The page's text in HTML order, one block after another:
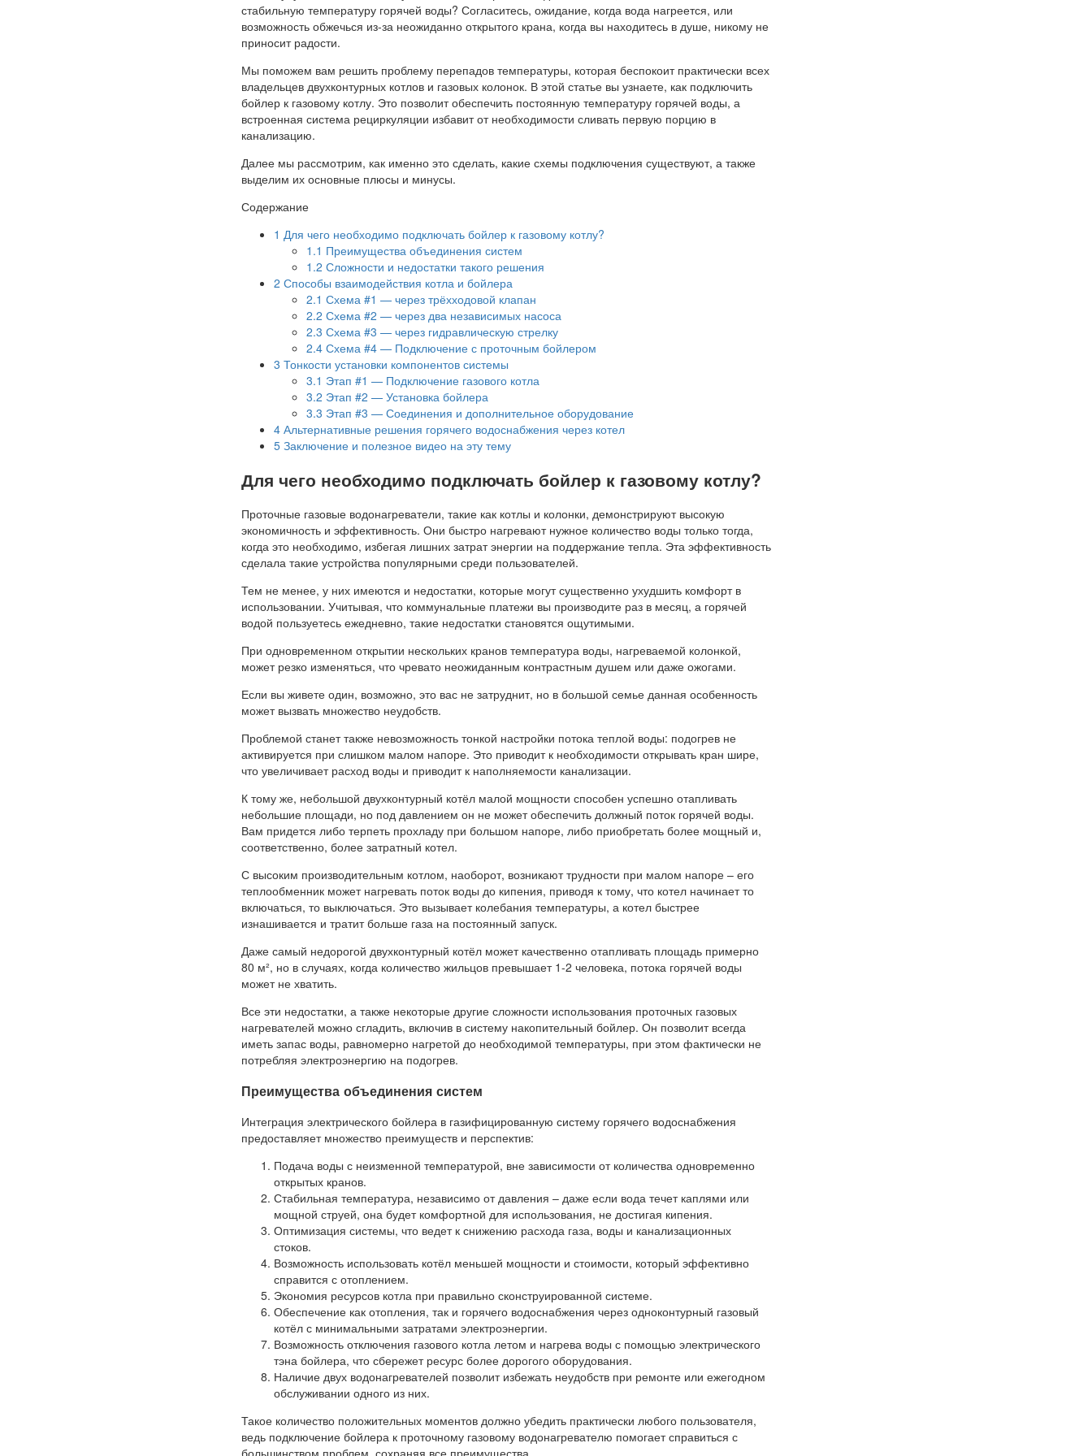
стабильную температуру горячей воды? Согласитесь, ожидание, когда вода нагреется, или
возможность обжечься из-за неожиданно открытого крана, когда вы находитесь в душе, никому не
приносит радости.
Мы поможем вам решить проблему перепадов температуры, которая беспокоит практически всех
владельцев двухконтурных котлов и газовых колонок. В этой статье вы узнаете, как подключить
бойлер к газовому котлу. Это позволит обеспечить постоянную температуру горячей воды, а
встроенная система рециркуляции избавит от необходимости сливать первую порцию в
канализацию.
Далее мы рассмотрим, как именно это сделать, какие схемы подключения существуют, а также
выделим их основные плюсы и минусы.
Содержание
1 Для чего необходимо подключать бойлер к газовому котлу?
1.1 Преимущества объединения систем
1.2 Сложности и недостатки такого решения
2 Способы взаимодействия котла и бойлера
2.1 Схема #1 — через трёхходовой клапан
2.2 Схема #2 — через два независимых насоса
2.3 Схема #3 — через гидравлическую стрелку
2.4 Схема #4 — Подключение с проточным бойлером
3 Тонкости установки компонентов системы
3.1 Этап #1 — Подключение газового котла
3.2 Этап #2 — Установка бойлера
3.3 Этап #3 — Соединения и дополнительное оборудование
4 Альтернативные решения горячего водоснабжения через котел
5 Заключение и полезное видео на эту тему
Для чего необходимо подключать бойлер к газовому котлу?
Проточные газовые водонагреватели, такие как котлы и колонки, демонстрируют высокую
экономичность и эффективность. Они быстро нагревают нужное количество воды только тогда,
когда это необходимо, избегая лишних затрат энергии на поддержание тепла. Эта эффективность
сделала такие устройства популярными среди пользователей.
Тем не менее, у них имеются и недостатки, которые могут существенно ухудшить комфорт в
использовании. Учитывая, что коммунальные платежи вы производите раз в месяц, а горячей
водой пользуетесь ежедневно, такие недостатки становятся ощутимыми.
При одновременном открытии нескольких кранов температура воды, нагреваемой колонкой,
может резко изменяться, что чревато неожиданным контрастным душем или даже ожогами.
Если вы живете один, возможно, это вас не затруднит, но в большой семье данная особенность
может вызвать множество неудобств.
Проблемой станет также невозможность тонкой настройки потока теплой воды: подогрев не
активируется при слишком малом напоре. Это приводит к необходимости открывать кран шире,
что увеличивает расход воды и приводит к наполняемости канализации.
К тому же, небольшой двухконтурный котёл малой мощности способен успешно отапливать
небольшие площади, но под давлением он не может обеспечить должный поток горячей воды.
Вам придется либо терпеть прохладу при большом напоре, либо приобретать более мощный и,
соответственно, более затратный котел.
С высоким производительным котлом, наоборот, возникают трудности при малом напоре – его
теплообменник может нагревать поток воды до кипения, приводя к тому, что котел начинает то
включаться, то выключаться. Это вызывает колебания температуры, а котел быстрее
изнашивается и тратит больше газа на постоянный запуск.
Даже самый недорогой двухконтурный котёл может качественно отапливать площадь примерно
80 м², но в случаях, когда количество жильцов превышает 1-2 человека, потока горячей воды
может не хватить.
Все эти недостатки, а также некоторые другие сложности использования проточных газовых
нагревателей можно сгладить, включив в систему накопительный бойлер. Он позволит всегда
иметь запас воды, равномерно нагретой до необходимой температуры, при этом фактически не
потребляя электроэнергию на подогрев.
Преимущества объединения систем
Интеграция электрического бойлера в газифицированную систему горячего водоснабжения
предоставляет множество преимуществ и перспектив:
Подача воды с неизменной температурой, вне зависимости от количества одновременно
открытых кранов.
Стабильная температура, независимо от давления – даже если вода течет каплями или
мощной струей, она будет комфортной для использования, не достигая кипения.
Оптимизация системы, что ведет к снижению расхода газа, воды и канализационных
стоков.
Возможность использовать котёл меньшей мощности и стоимости, который эффективно
справится с отоплением.
Экономия ресурсов котла при правильно сконструированной системе.
Обеспечение как отопления, так и горячего водоснабжения через одноконтурный газовый
котёл с минимальными затратами электроэнергии.
Возможность отключения газового котла летом и нагрева воды с помощью электрического
тэна бойлера, что сбережет ресурс более дорогого оборудования.
Наличие двух водонагревателей позволит избежать неудобств при ремонте или ежегодном
обслуживании одного из них.
Такое количество положительных моментов должно убедить практически любого пользователя,
ведь подключение бойлера к проточному газовому водонагревателю помогает справиться с